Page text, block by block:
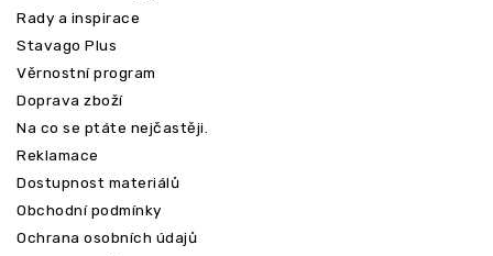
Rady a inspirace
Stavago Plus
Věrnostní program
Doprava zboží
Na co se ptáte nejčastěji.
Reklamace
Dostupnost materiálů
Obchodní podmínky
Ochrana osobních údajů